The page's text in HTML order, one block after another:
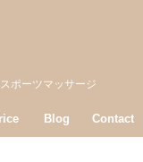
ポーツマッサージ
Blog Contact